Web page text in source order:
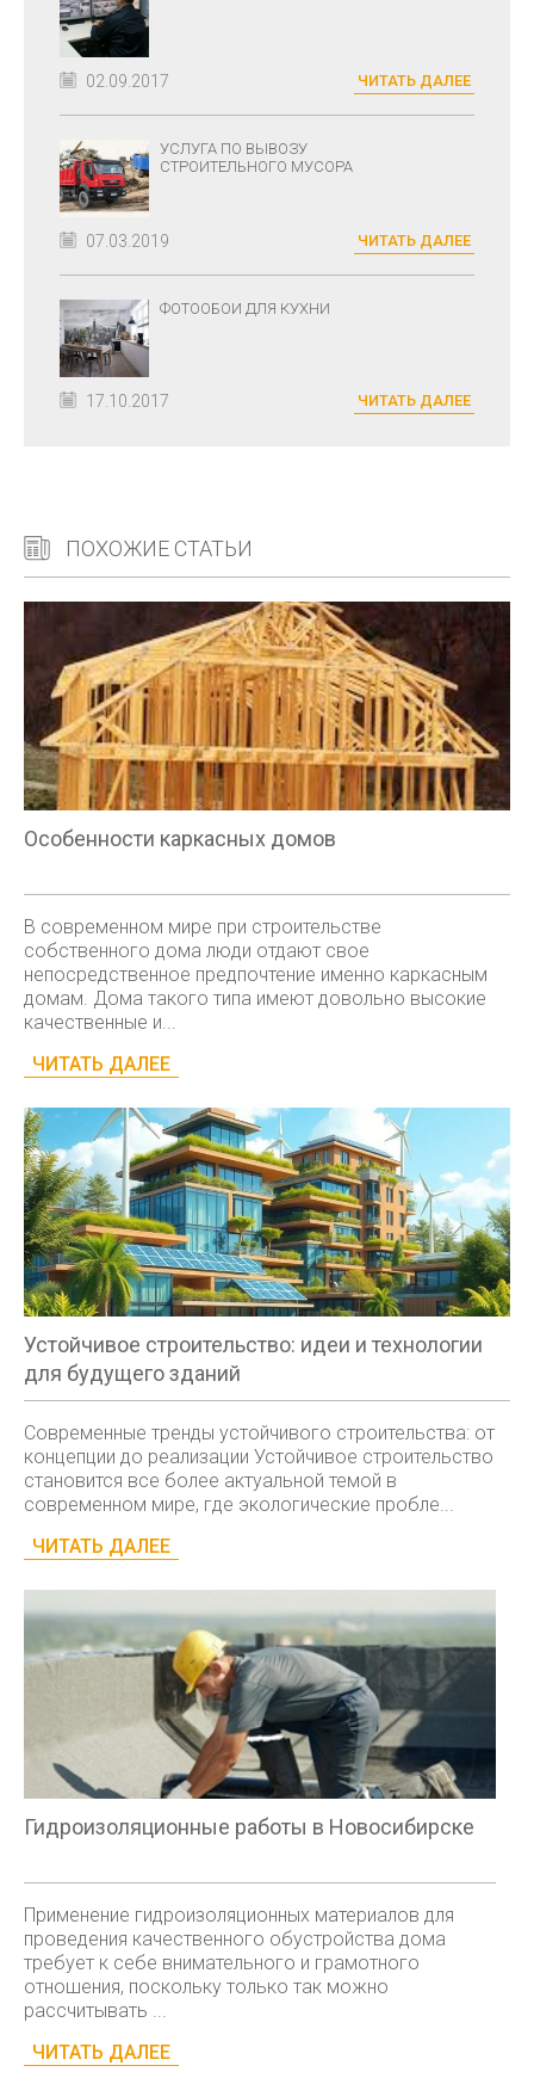
02.09.2017 ЧИТАТЬ ДАЛЕЕ
УСЛУГА ПО ВЫВОЗУ
СТРОИТЕЛЬНОГО МУСОРА
07.03.2019 ЧИТАТЬ ДАЛЕЕ
ФОТООБОИ ДЛЯ КУХНИ
17.10.2017 ЧИТАТЬ ДАЛЕЕ
ПОХОЖИЕ СТАТЬИ
Особенности каркасных домов
В современном мире при строительстве
собственного дома люди отдают свое
непосредственное предпочтение именно каркасным
домам. Дома такого типа имеют довольно высокие
качественные и...
ЧИТАТЬ ДАЛЕЕ
Устойчивое строительство: идеи и технологии
для будущего зданий
Современные тренды устойчивого строительства: от
концепции до реализации Устойчивое строительство
становится все более актуальной темой в
современном мире, где экологические пробле...
ЧИТАТЬ ДАЛЕЕ
Гидроизоляционные работы в Новосибирске
Применение гидроизоляционных материалов для
проведения качественного обустройства дома
требует к себе внимательного и грамотного
отношения, поскольку только так можно
рассчитывать ...
ЧИТАТЬ ДАЛЕЕ